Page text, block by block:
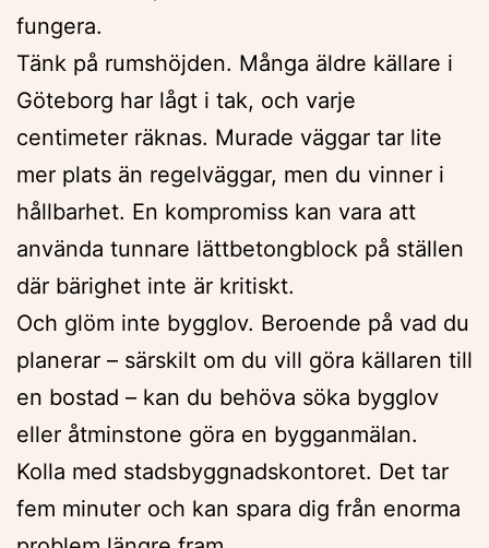
fungera.
Tänk på rumshöjden. Många äldre källare i
Göteborg har lågt i tak, och varje
centimeter räknas. Murade väggar tar lite
mer plats än regelväggar, men du vinner i
hållbarhet. En kompromiss kan vara att
använda tunnare lättbetongblock på ställen
där bärighet inte är kritiskt.
Och glöm inte bygglov. Beroende på vad du
planerar – särskilt om du vill göra källaren till
en bostad – kan du behöva söka bygglov
eller åtminstone göra en bygganmälan.
Kolla med stadsbyggnadskontoret. Det tar
fem minuter och kan spara dig från enorma